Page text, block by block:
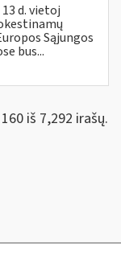
d. vietoj
Sąjungos
bus...
iš 7,292 irašų.